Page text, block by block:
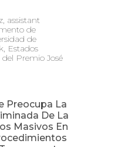
assistant
de
de
Estados
Premio José
Preocupa La
De La
Masivos En